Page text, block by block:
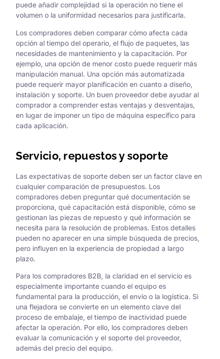
puede añadir complejidad si la operación no tiene el
volumen o la uniformidad necesarios para justificarla.
Los compradores deben comparar cómo afecta cada
opción al tiempo del operario, el flujo de paquetes, las
necesidades de mantenimiento y la capacitación. Por
ejemplo, una opción de menor costo puede requerir más
manipulación manual. Una opción más automatizada
puede requerir mayor planificación en cuanto a diseño,
instalación y soporte. Un buen proveedor debe ayudar al
comprador a comprender estas ventajas y desventajas,
en lugar de imponer un tipo de máquina específico para
cada aplicación.
Servicio, repuestos y soporte
Las expectativas de soporte deben ser un factor clave en
cualquier comparación de presupuestos. Los
compradores deben preguntar qué documentación se
proporciona, qué capacitación está disponible, cómo se
gestionan las piezas de repuesto y qué información se
necesita para la resolución de problemas. Estos detalles
pueden no aparecer en una simple búsqueda de precios,
pero influyen en la experiencia de propiedad a largo
plazo.
Para los compradores B2B, la claridad en el servicio es
especialmente importante cuando el equipo es
fundamental para la producción, el envío o la logística. Si
una flejadora se convierte en un elemento clave del
proceso de embalaje, el tiempo de inactividad puede
afectar la operación. Por ello, los compradores deben
evaluar la comunicación y el soporte del proveedor,
además del precio del equipo.